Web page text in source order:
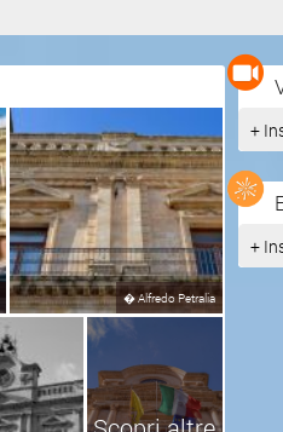
�Alfredo Petralia
+
+